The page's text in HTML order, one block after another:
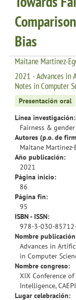
Bias
Maitane Martinez-
2021 - Advances in
Notes in Computer
Presentación oral
Línea investigación:
Fairness &
Autores (p.o. de
Maitane
Año publicación:
2021
Página inicio:
86
Página fin:
95
ISBN - ISSN:
978-3-030-
Nombre
Advances in
in Computer
Nombre congreso:
XIX Conference
Intelligence,
Lugar celebración: